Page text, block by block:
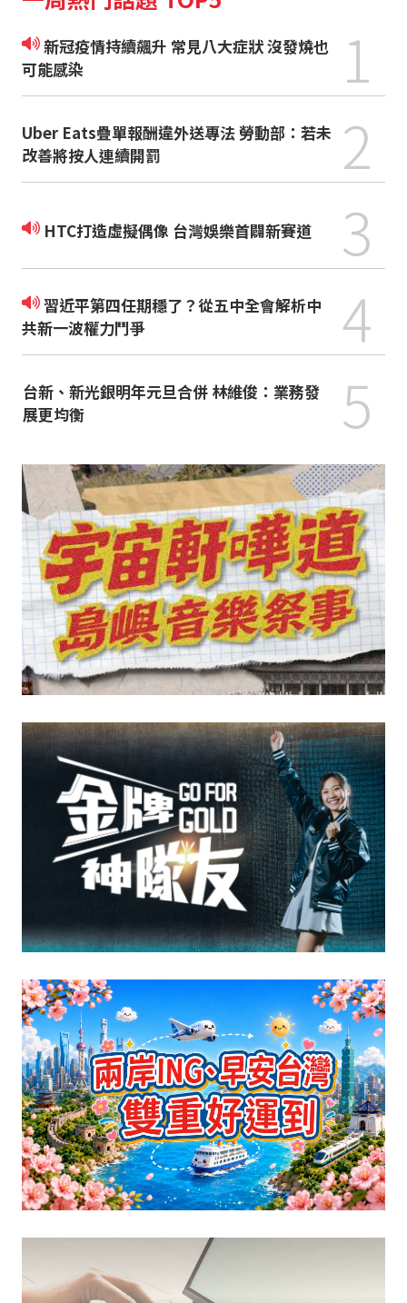
新冠疫情持續飆升 常見八大症狀 沒發燒也
可能感染
1
Uber Eats疊單報酬違外送專法 勞動部：若未
改善將按人連續開罰
2
HTC打造虛擬偶像 台灣娛樂首闢新賽道 3
習近平第四任期穩了？從五中全會解析中
共新一波權力鬥爭
4
台新、新光銀明年元旦合併 林維俊：業務發
展更均衡
5